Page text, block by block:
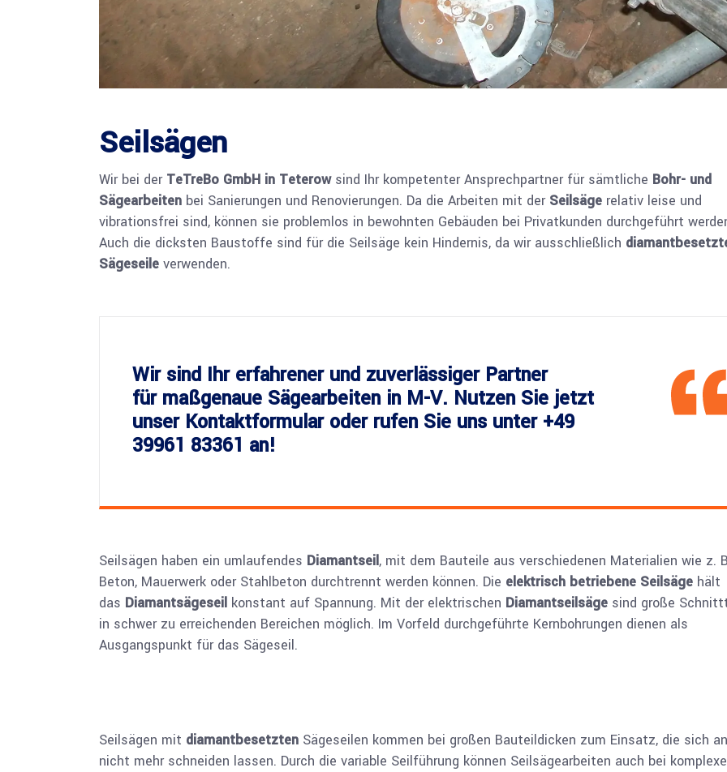
Seilsägen
Wir bei der TeTreBo GmbH in Teterowsind Ihr kompetenter Ansprechpartner für sämtliche Bohr- und
Sägearbeiten bei Sanierungen und Renovierungen. Da die Arbeiten mit der Seilsäge relativ leise und
vibrationsfrei sind, können sie problemlos in bewohnten Gebäuden bei Privatkunden durchgeführt
Auch die dicksten Baustoffe sind für die Seilsäge kein Hindernis, da wir ausschließlich
Sägeseile verwenden.
Wir sind Ihr erfahrener und zuverlässiger Partner
für maßgenaue Sägearbeiten in M-V. Nutzen Sie jetzt
unser Kontaktformular oder rufen Sie uns unter +49
39961 83361 an!
Seilsägen haben ein umlaufendes Diamantseil, mit dem Bauteile aus verschiedenen Materialien wie z.
Beton, Mauerwerk oder Stahlbeton durchtrennt werden können. Die elektrisch betriebene Seilsäge hält
das Diamantsägeseil konstant auf Spannung. Mit der elektrischen Diamantseilsäge sind große
in schwer zu erreichenden Bereichen möglich. Im Vorfeld durchgeführte Kernbohrungen dienen als
Ausgangspunkt für das Sägeseil.
Seilsägen mit diamantbesetzten Sägeseilen kommen bei großen Bauteildicken zum Einsatz, die sich
nicht mehr schneiden lassen. Durch die variable Seilführung können Seilsägearbeiten auch bei